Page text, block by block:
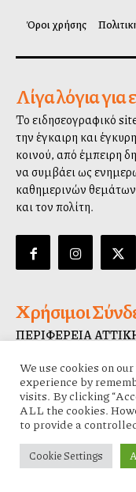
Όροι χρήσης
Λίγα λόγια για
Το ειδησεογραφικό
την έγκαιρη και
κοινού, από έμπειρη
να συμβάλλει ως
καθημερινών
και τον πολίτη.
Χρήσιμοι
ΠΕΡΙΦΕΡΕΙΑ
ΚΕΔΕ
ΔΗΜΟΣ ΑΘΗΝΑΙΩΝ
ΔΙΑΥΓΕΙΑ
We use cookies on
experience by
visits. By clicking
ALL the cookies.
to provide a
Cookie Settings